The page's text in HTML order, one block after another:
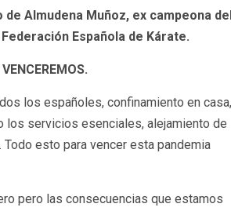
Almudena Muñoz, ex campeona
Española de Kárate.
los españoles, confinamiento en casa,
servicios esenciales, alejamiento de
esto para vencer esta pandemia
pero las consecuencias que estamos